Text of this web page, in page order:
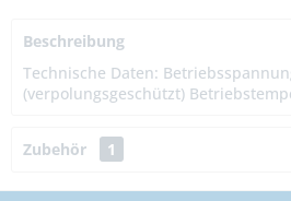
Beschreibung
Technische Daten:
(verpolungsgeschützt)
Zubehör 1